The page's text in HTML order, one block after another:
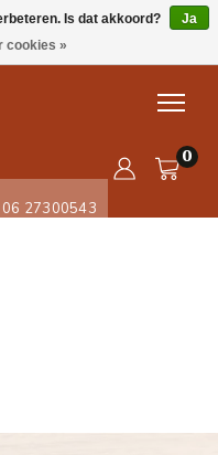
0
06 27300543
Is dat akkoord?
Ja
cookies »